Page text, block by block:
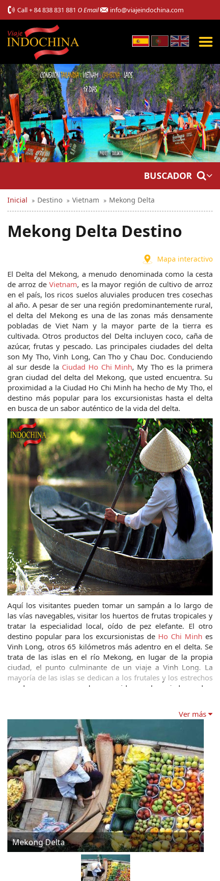
Call+ 84 838 831 881 O Email info@viajeindochina.com
BUSCADOR
Inicial Destino Vietnam Mekong Delta
Mekong Delta Destino
Mapa interactivo
El Delta del Mekong, a menudo denominada como la cesta
de arroz de Vietnam, es la mayor región de cultivo de arroz
en el país, los ricos suelos aluviales producen tres cosechas
al año. A pesar de ser una región predominantemente rural,
el delta del Mekong es una de las zonas más densamente
pobladas de Viet Nam y la mayor parte de la tierra es
cultivada. Otros productos del Delta incluyen coco, caña de
azúcar, frutas y pescado. Las principales ciudades del delta
son My Tho, Vinh Long, Can Tho y Chau Doc. Conduciendo
al sur desde la Ciudad Ho Chi Minh, My Tho es la primera
gran ciudad del delta del Mekong, que usted encuentra. Su
proximidad a la Ciudad Ho Chi Minh ha hecho de My Tho, el
destino más popular para los excursionistas hasta el delta
en busca de un sabor auténtico de la vida del delta.
Aquí los visitantes pueden tomar un sampán a lo largo de
las vías navegables, visitar los huertos de frutas tropicales y
tratar la especialidad local, oído de pez elefante. El otro
destino popular para los excursionistas de Ho Chi Minh es
Vinh Long, otros 65 kilómetros más adentro en el delta. Se
trata de las islas en el río Mekong, en lugar de la propia
ciudad, el punto culminante de un viaje a Vinh Long. La
mayoría de las islas se dedican a los frutales y los estrechos
canales son a menudo recorridos a horcajadas sobre
de coco o bambú y conocido como puentes de mono. Una
visita en la mañana a las inmediaciones del mercado
flotante Cai Be ofrece grandes oportunidades fotográficas
como todo tipo de productos se comercializan de los barcos.
Para facilitar la compra de los barcos en estos se mantiene
fuera una muestra de lo que venden desde lo alto de un
palo largo. En el camino de vuelta a Vinh Long, es posible
hacer una parada para visitar a los pequeños talleres en la
ribera como por ejemplo herreros, descascaradores de
arroz, techadores y los fabricantes de ataúd!Alrededor de 30
kilómetros y un paseo en ferry lejos de Vinh Long está Can
Tho, el bullicioso centro comercial del Delta del Mekong.
Can Tho es una de las ciudades del delta más atractivo, pero
como en el resto del delta del Mekong, las mejores vistas
están en el agua. El mercado más grande del delta flotante,
el mercado flotante Cai Rango, está a 6 km de Can Tho y
bien vale la pena una visita en la mañana. Para un viaje en
Ver más
Mekong Delta